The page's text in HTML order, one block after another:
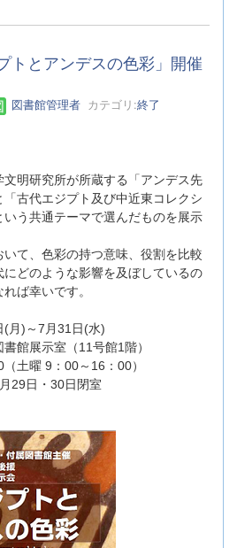
トとアンデスの色彩」開催
図書館管理者 カテゴリ:終了
明研究所が所蔵する「アンデス先
古代エジプト及び中近東コレクシ
いう共通テーマで選んだものを展示
て、色彩の持つ意味、役割を比較
にどのような影響を及ぼしているの
ば幸いです。
(月)～7月31日(水)
書館展示室（11号館1階）
（土曜 9：00～16：00）
29日・30日閉室